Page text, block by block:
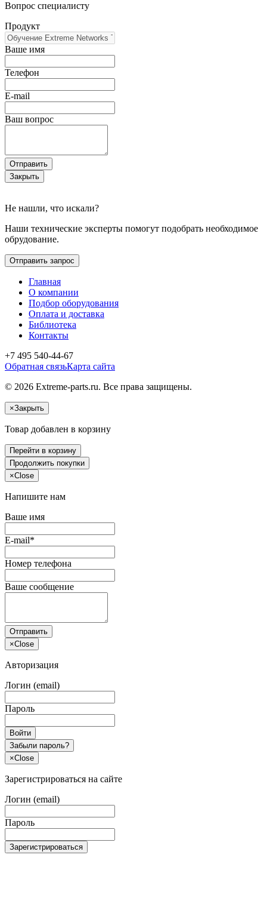
Вопрос специалисту
Продукт
Ваше имя
Телефон
E-mail
Ваш вопрос
Отправить
Закрыть
Не нашли, что искали?
Наши технические эксперты помогут подобрать необходимое
обрудование.
Отправить запрос
Главная
О компании
Подбор оборудования
Оплата и доставка
Библиотека
Контакты
+7 495 540-44-67
Обратная связьКарта сайта
© 2026 Extreme-parts.ru. Все права защищены.
×Закрыть
Товар добавлен в корзину
Перейти в корзину
Продолжить покупки
×Close
Напишите нам
Ваше имя
E-mail*
Номер телефона
Ваше сообщение
Отправить
×Close
Авторизация
Логин (email)
Пароль
Войти
Забыли пароль?
×Close
Зарегистрироваться на сайте
Логин (email)
Пароль
Зарегистрироваться